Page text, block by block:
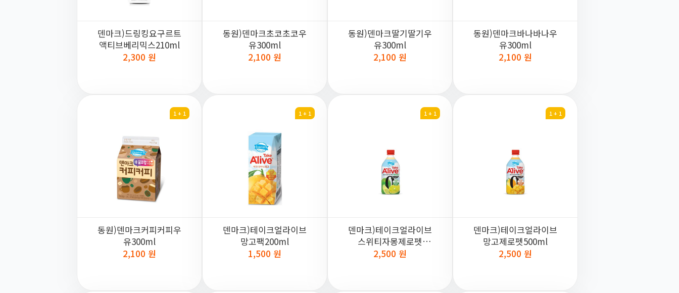
덴마크)드링킹요구르트
액티브베리믹스210ml
2,300 원
동원)덴마크초코초코우
유300ml
2,100 원
동원)덴마크딸기딸기우
유300ml
2,100 원
동원)덴마크바나바나우
유300ml
2,100 원
1 + 1
동원)덴마크커피커피우
유300ml
2,100 원
1 + 1
덴마크)테이크얼라이브
망고팩200ml
1,500 원
1 + 1
덴마크)테이크얼라이브
스위티자몽제로펫
500ml
2,500 원
1 + 1
덴마크)테이크얼라이브
망고제로펫500ml
2,500 원